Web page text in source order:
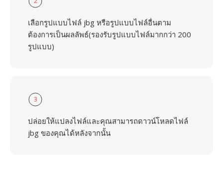
เลือกรูปแบบไฟล์ jbg หรือรูปแบบไฟล์อื่นตาม
ต้องการเป็นผลลัพธ์(รองรับรูปแบบไฟล์มากกว่า 200
รูปแบบ)
3
ปล่อยให้แปลงไฟล์และคุณสามารถดาวน์โหลดไฟล์
jbg ของคุณได้หลังจากนั้น